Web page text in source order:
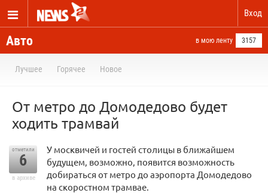
Вход
Авто в мою ленту 3157
Лучшее Горячее Новое
От метро до Домодедово будет
ходить трамвай
отметили
6
в архиве
У москвичей и гостей столицы в ближайшем
будущем, возможно, появится возможность
добираться от метро до аэропорта Домодедово
на скоростном трамвае.